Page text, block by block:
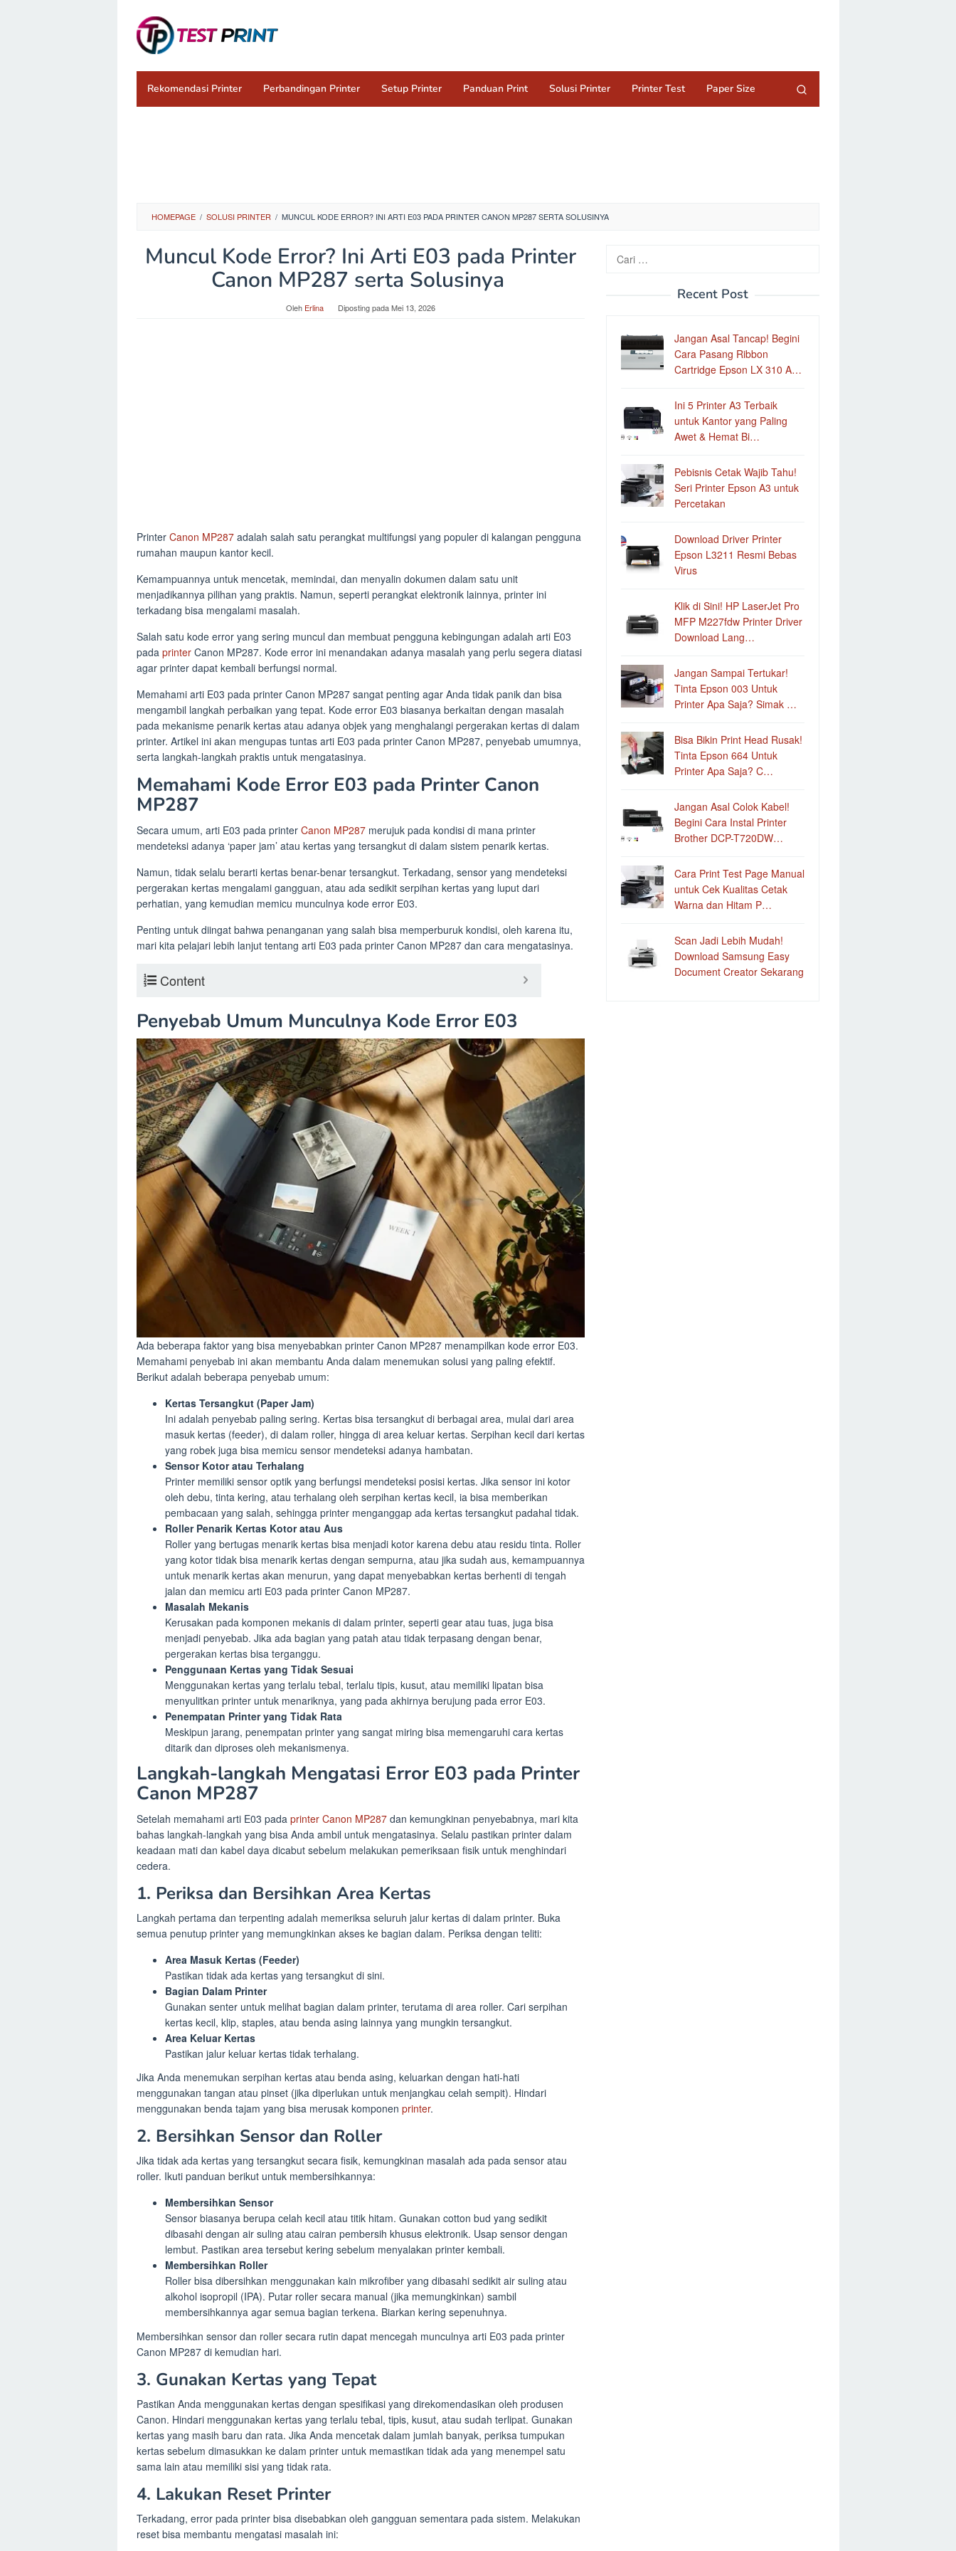
konten
Rekomendasi Printer Perbandingan Printer Setup Printer Panduan Print Solusi Printer Printer Test Paper Size
HOMEPAGE / SOLUSI PRINTER / MUNCUL KODE ERROR? INI ARTI E03 PADA PRINTER CANON MP287 SERTA SOLUSINYA
Muncul Kode Error? Ini Arti E03 pada Printer
Canon MP287 serta Solusinya
Oleh Erlina Diposting padaMei 13, 2026
Printer Canon MP287 adalah salah satu perangkat multifungsi yang populer di kalangan pengguna
rumahan maupun kantor kecil.
Kemampuannya untuk mencetak, memindai, dan menyalin dokumen dalam satu unit
menjadikannya pilihan yang praktis. Namun, seperti perangkat elektronik lainnya, printer ini
terkadang bisa mengalami masalah.
Salah satu kode error yang sering muncul dan membuat pengguna kebingungan adalah arti E03
pada printer Canon MP287. Kode error ini menandakan adanya masalah yang perlu segera diatasi
agar printer dapat kembali berfungsi normal.
Memahami arti E03 pada printer Canon MP287 sangat penting agar Anda tidak panik dan bisa
mengambil langkah perbaikan yang tepat. Kode error E03 biasanya berkaitan dengan masalah
pada mekanisme penarik kertas atau adanya objek yang menghalangi pergerakan kertas di dalam
printer. Artikel ini akan mengupas tuntas arti E03 pada printer Canon MP287, penyebab umumnya,
serta langkah-langkah praktis untuk mengatasinya.
Memahami Kode Error E03 pada Printer Canon
MP287
Secara umum, arti E03 pada printer Canon MP287 merujuk pada kondisi di mana printer
mendeteksi adanya ‘paper jam’ atau kertas yang tersangkut di dalam sistem penarik kertas.
Namun, tidak selalu berarti kertas benar-benar tersangkut. Terkadang, sensor yang mendeteksi
pergerakan kertas mengalami gangguan, atau ada sedikit serpihan kertas yang luput dari
perhatian, yang kemudian memicu munculnya kode error E03.
Penting untuk diingat bahwa penanganan yang salah bisa memperburuk kondisi, oleh karena itu,
mari kita pelajari lebih lanjut tentang arti E03 pada printer Canon MP287 dan cara mengatasinya.
Content
Penyebab Umum Munculnya Kode Error E03
Ada beberapa faktor yang bisa menyebabkan printer Canon MP287 menampilkan kode error E03.
Memahami penyebab ini akan membantu Anda dalam menemukan solusi yang paling efektif.
Berikut adalah beberapa penyebab umum:
Kertas Tersangkut (Paper Jam)
Ini adalah penyebab paling sering. Kertas bisa tersangkut di berbagai area, mulai dari area
masuk kertas (feeder), di dalam roller, hingga di area keluar kertas. Serpihan kecil dari kertas
yang robek juga bisa memicu sensor mendeteksi adanya hambatan.
Sensor Kotor atau Terhalang
Printer memiliki sensor optik yang berfungsi mendeteksi posisi kertas. Jika sensor ini kotor
oleh debu, tinta kering, atau terhalang oleh serpihan kertas kecil, ia bisa memberikan
pembacaan yang salah, sehingga printer menganggap ada kertas tersangkut padahal tidak.
Roller Penarik Kertas Kotor atau Aus
Roller yang bertugas menarik kertas bisa menjadi kotor karena debu atau residu tinta. Roller
yang kotor tidak bisa menarik kertas dengan sempurna, atau jika sudah aus, kemampuannya
untuk menarik kertas akan menurun, yang dapat menyebabkan kertas berhenti di tengah
jalan dan memicu arti E03 pada printer Canon MP287.
Masalah Mekanis
Kerusakan pada komponen mekanis di dalam printer, seperti gear atau tuas, juga bisa
menjadi penyebab. Jika ada bagian yang patah atau tidak terpasang dengan benar,
pergerakan kertas bisa terganggu.
Penggunaan Kertas yang Tidak Sesuai
Menggunakan kertas yang terlalu tebal, terlalu tipis, kusut, atau memiliki lipatan bisa
menyulitkan printer untuk menariknya, yang pada akhirnya berujung pada error E03.
Penempatan Printer yang Tidak Rata
Meskipun jarang, penempatan printer yang sangat miring bisa memengaruhi cara kertas
ditarik dan diproses oleh mekanismenya.
Langkah-langkah Mengatasi Error E03 pada Printer
Canon MP287
Setelah memahami arti E03 pada printer Canon MP287 dan kemungkinan penyebabnya, mari kita
bahas langkah-langkah yang bisa Anda ambil untuk mengatasinya. Selalu pastikan printer dalam
keadaan mati dan kabel daya dicabut sebelum melakukan pemeriksaan fisik untuk menghindari
cedera.
1. Periksa dan Bersihkan Area Kertas
Langkah pertama dan terpenting adalah memeriksa seluruh jalur kertas di dalam printer. Buka
semua penutup printer yang memungkinkan akses ke bagian dalam. Periksa dengan teliti:
Area Masuk Kertas (Feeder)
Pastikan tidak ada kertas yang tersangkut di sini.
Bagian Dalam Printer
Gunakan senter untuk melihat bagian dalam printer, terutama di area roller. Cari serpihan
kertas kecil, klip, staples, atau benda asing lainnya yang mungkin tersangkut.
Area Keluar Kertas
Pastikan jalur keluar kertas tidak terhalang.
Jika Anda menemukan serpihan kertas atau benda asing, keluarkan dengan hati-hati
menggunakan tangan atau pinset (jika diperlukan untuk menjangkau celah sempit). Hindari
menggunakan benda tajam yang bisa merusak komponen printer.
2. Bersihkan Sensor dan Roller
Jika tidak ada kertas yang tersangkut secara fisik, kemungkinan masalah ada pada sensor atau
roller. Ikuti panduan berikut untuk membersihkannya:
Membersihkan Sensor
Sensor biasanya berupa celah kecil atau titik hitam. Gunakan cotton bud yang sedikit
dibasahi dengan air suling atau cairan pembersih khusus elektronik. Usap sensor dengan
lembut. Pastikan area tersebut kering sebelum menyalakan printer kembali.
Membersihkan Roller
Roller bisa dibersihkan menggunakan kain mikrofiber yang dibasahi sedikit air suling atau
alkohol isopropil (IPA). Putar roller secara manual (jika memungkinkan) sambil
membersihkannya agar semua bagian terkena. Biarkan kering sepenuhnya.
Membersihkan sensor dan roller secara rutin dapat mencegah munculnya arti E03 pada printer
Canon MP287 di kemudian hari.
3. Gunakan Kertas yang Tepat
Pastikan Anda menggunakan kertas dengan spesifikasi yang direkomendasikan oleh produsen
Canon. Hindari menggunakan kertas yang terlalu tebal, tipis, kusut, atau sudah terlipat. Gunakan
kertas yang masih baru dan rata. Jika Anda mencetak dalam jumlah banyak, periksa tumpukan
kertas sebelum dimasukkan ke dalam printer untuk memastikan tidak ada yang menempel satu
sama lain atau memiliki sisi yang tidak rata.
4. Lakukan Reset Printer
Terkadang, error pada printer bisa disebabkan oleh gangguan sementara pada sistem. Melakukan
reset bisa membantu mengatasi masalah ini:
Cari
untuk:
Recent Post
Jangan Asal Tancap! Begini
Cara Pasang Ribbon
Cartridge Epson LX 310 A…
Ini 5 Printer A3 Terbaik
untuk Kantor yang Paling
Awet & Hemat Bi…
Pebisnis Cetak Wajib Tahu!
Seri Printer Epson A3 untuk
Percetakan
Download Driver Printer
Epson L3211 Resmi Bebas
Virus
Klik di Sini! HP LaserJet Pro
MFP M227fdw Printer Driver
Download Lang…
Jangan Sampai Tertukar!
Tinta Epson 003 Untuk
Printer Apa Saja? Simak …
Bisa Bikin Print Head Rusak!
Tinta Epson 664 Untuk
Printer Apa Saja? C…
Jangan Asal Colok Kabel!
Begini Cara Instal Printer
Brother DCP-T720DW…
Cara Print Test Page Manual
untuk Cek Kualitas Cetak
Warna dan Hitam P…
Scan Jadi Lebih Mudah!
Download Samsung Easy
Document Creator Sekarang